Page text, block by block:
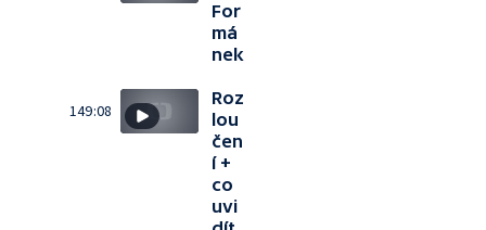
For
má
nek
149:08
Roz
lou
čen
í +
co
uvi